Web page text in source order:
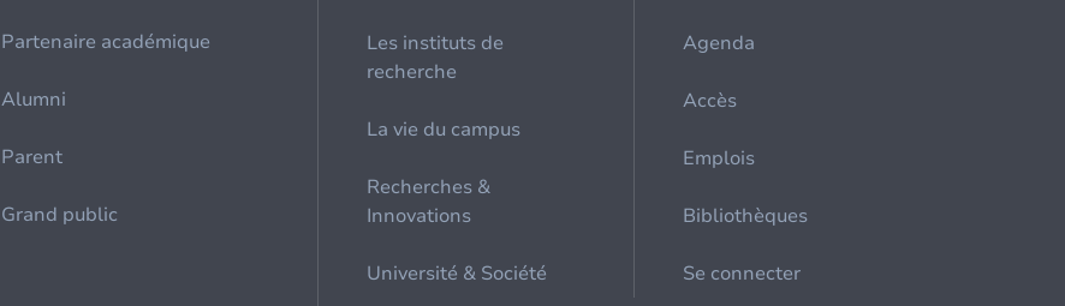
Partenaire académique
Alumni
Parent
Grand public
Les instituts de
recherche
La vie du campus
Recherches &
Innovations
Université & Société
Agenda
Accès
Emplois
Bibliothèques
Se connecter